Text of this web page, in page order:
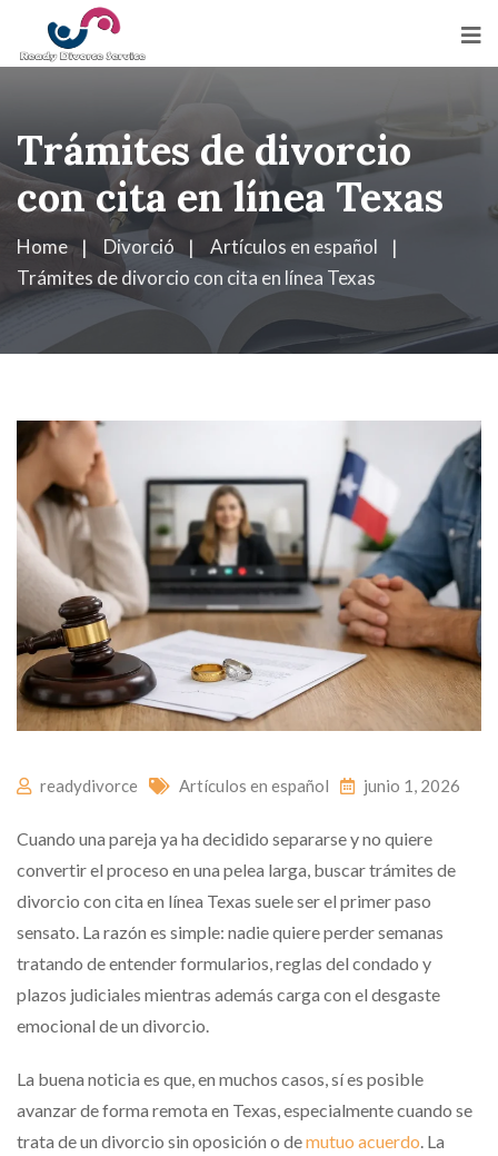
Trámites de divorcio
con cita en línea Texas
Home Divorció
Artículos en español
Trámites de divorcio con cita en línea Texas
readydivorce Artículos en español junio 1, 2026
Cuando una pareja ya ha decidido separarse y no quiere
convertir el proceso en una pelea larga, buscar trámites de
divorcio con cita en línea Texas suele ser el primer paso
sensato. La razón es simple: nadie quiere perder semanas
tratando de entender formularios, reglas del condado y
plazos judiciales mientras además carga con el desgaste
emocional de un divorcio.
La buena noticia es que, en muchos casos, sí es posible
avanzar de forma remota en Texas, especialmente cuando se
trata de un divorcio sin oposición o demutuo acuerdo . La